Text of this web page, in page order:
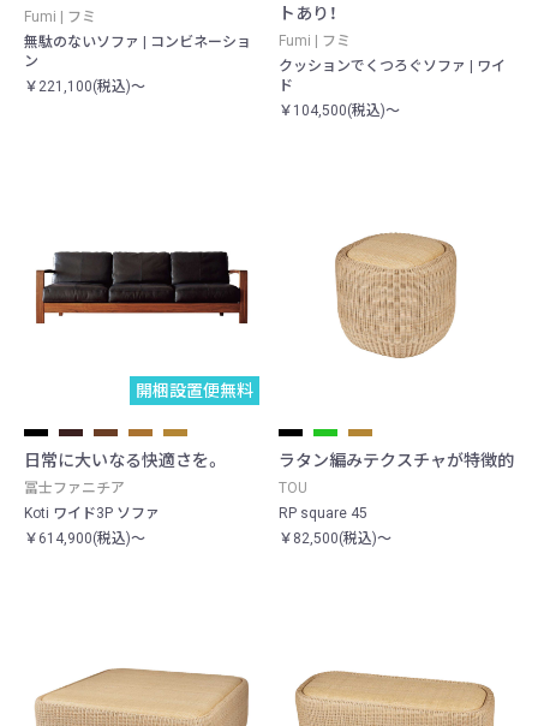
Fumi | フミ
無駄のないソファ | コンビネーショ
ン
￥221,100(税込)～
トあり！
Fumi | フミ
クッションでくつろぐソファ | ワイ
ド
￥104,500(税込)～
開梱設置便無料
日常に大いなる快適さを。
冨士ファニチア
Koti ワイド3P ソファ
￥614,900(税込)～
ラタン編みテクスチャが特徴的
TOU
RP square 45
￥82,500(税込)～